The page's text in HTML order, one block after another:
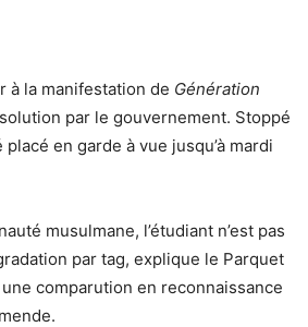
à la manifestation de Génération
par le gouvernement. Stoppé
en garde à vue jusqu’à mardi
musulmane, l’étudiant n’est pas
par tag, explique le Parquet
comparution en reconnaissance